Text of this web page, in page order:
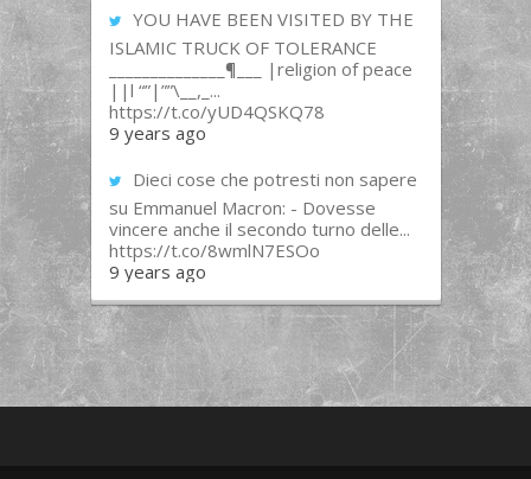
YOU HAVE BEEN VISITED BY THE
ISLAMIC TRUCK OF TOLERANCE
______________¶___ |religion of peace
||l “”|””\__,_...
https://t.co/yUD4QSKQ78
9 years ago
Dieci cose che potresti non sapere
su Emmanuel Macron: - Dovesse
vincere anche il secondo turno delle...
https://t.co/8wmlN7ESOo
9 years ago